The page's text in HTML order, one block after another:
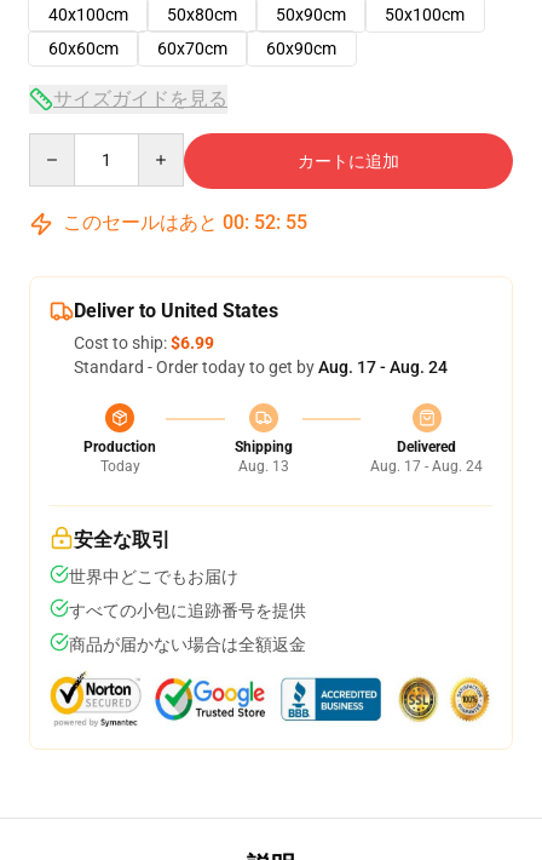
40x100cm
50x80cm 50x90cm
50x100cm
60x60cm
60x70cm 60x90cm
サイズガイドを見る
カートに追加
このセールはあと 00: 52: 54
Deliver to United States
Cost to ship:$6.99
Standard - Order today to get byAug. 17 - Aug. 24
Production
Today
Shipping
Aug. 13
Delivered
Aug. 17 - Aug. 24
安全な取引
世界中どこでもお届け
すべての小包に追跡番号を提供
商品が届かない場合は全額返金